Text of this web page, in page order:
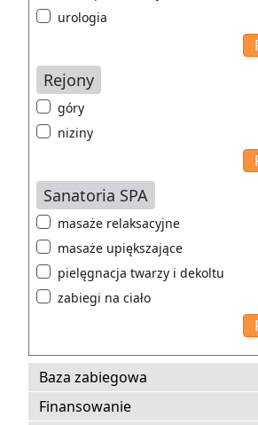
urologia
Rejony
góry
niziny
Sanatoria SPA
masaże relaksacyjne
masaże upiększające
pielęgnacja twarzy i dekoltu
zabiegi na ciało
Baza zabiegowa
Finansowanie